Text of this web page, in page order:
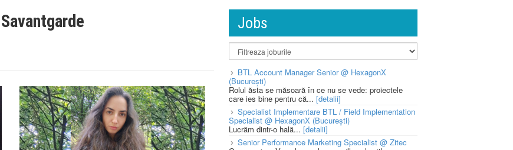
Savantgarde Jobs
BTL Account Manager Senior @ HexagonX
(București)
Rolul ăsta se măsoară în ce nu se vede: proiectele
care ies bine pentru că... [detalii]
Specialist Implementare BTL / Field Implementation
Specialist @ HexagonX (București)
Lucrăm dintr-o hală... [detalii]
Senior Performance Marketing Specialist @ Zitec